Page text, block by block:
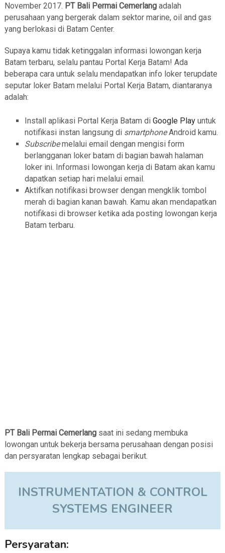
November 2017. PT Bali Permai Cemerlangadalah
perusahaan yang bergerak dalam sektor marine, oil and gas
yang berlokasi di Batam Center.
Supaya kamu tidak ketinggalan informasi lowongan kerja
Batam terbaru, selalu pantau Portal Kerja Batam! Ada
beberapa cara untuk selalu mendapatkan info loker terupdate
seputar loker Batam melalui Portal Kerja Batam, diantaranya
adalah:
Install aplikasi Portal Kerja Batam di Google Playuntuk
notifikasi instan langsung di smartphoneAndroid kamu.
Subscribemelalui email dengan mengisi form
berlangganan loker batam di bagian bawah halaman
loker ini. Informasi lowongan kerja di Batam akan kamu
dapatkan setiap hari melalui email.
Aktifkan notifikasi browser dengan mengklik tombol
merah di bagian kanan bawah. Kamu akan mendapatkan
notifikasi di browser ketika ada posting lowongan kerja
Batam terbaru.
PT Bali Permai Cemerlang saat ini sedang membuka
lowongan untuk bekerja bersama perusahaan dengan posisi
dan persyaratan lengkap sebagai berikut.
INSTRUMENTATION & CONTROL
SYSTEMS ENGINEER
Persyaratan: